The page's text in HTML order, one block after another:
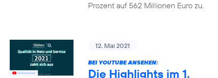
Prozent auf 562 Millionen Euro zu.
12. Mai 2021
BEI YOUTUBE ANSEHEN:
Die Highlights im 1.